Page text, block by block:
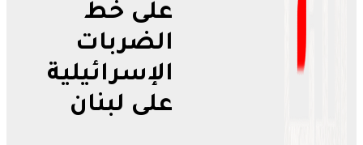
على خط
الضربات
الإسرائيلية
على لبنان